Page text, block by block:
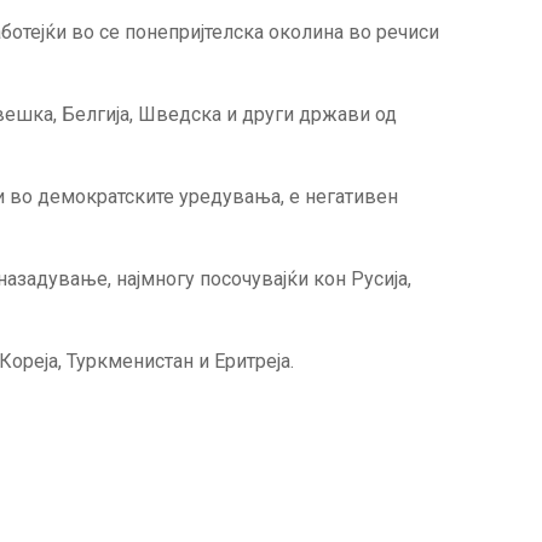
во се понепријтелска околина во речиси
Белгија, Шведска и други држави од
демократските уредувања, е негативен
најмногу посочувајќи кон Русија,
Туркменистан и Еритреја.